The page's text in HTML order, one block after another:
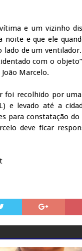
e um vizinho
noite e que ele
lado de um
com o
João Marcelo.
foi recolhido por
e levado até a
para constatação
deve ficar